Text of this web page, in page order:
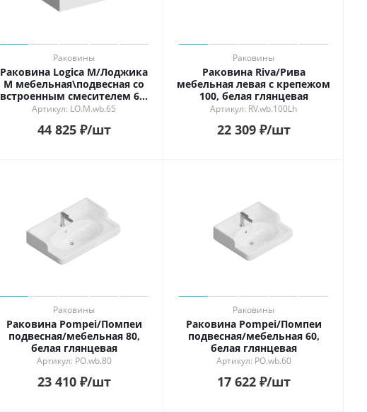
Раковины
Раковина Logica M/Лоджика
М мебельная\подвесная cо
встроенным смесителем 65,
белая глянцевая
Артикул: LO.M.wb.65
44 825₽/шт
Раковины
Раковина Riva/Рива
мебельная левая с крепежом
100, белая глянцевая
Артикул: RV.wb.100Lh
22 309₽/шт
Раковины
Раковина Pompei/Помпеи
подвесная/мебельная 80,
белая глянцевая
Артикул: PO.wb.80
23 410₽/шт
Раковины
Раковина Pompei/Помпеи
подвесная/мебельная 60,
белая глянцевая
Артикул: PO.wb.60
17 622₽/шт